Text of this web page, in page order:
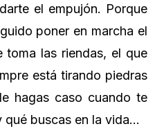
el empujón. Porque
poner en marcha el
toma las riendas, el que
está tirando piedras
hagas caso cuando te
qué buscas en la vida…